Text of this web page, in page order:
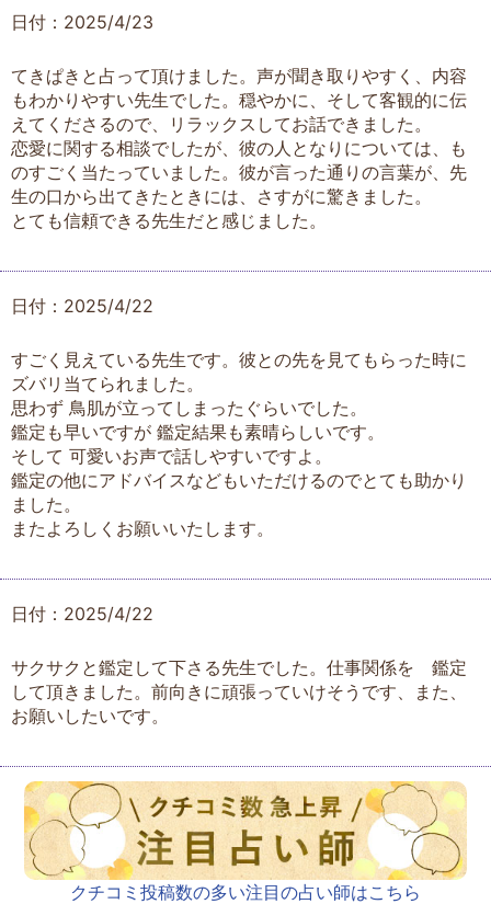
日付：2025/4/23
てきぱきと占って頂けました。声が聞き取りやすく、内容
もわかりやすい先生でした。穏やかに、そして客観的に伝
えてくださるので、リラックスしてお話できました。
恋愛に関する相談でしたが、彼の人となりについては、も
のすごく当たっていました。彼が言った通りの言葉が、先
生の口から出てきたときには、さすがに驚きました。
とても信頼できる先生だと感じました。
日付：2025/4/22
すごく見えている先生です。彼との先を見てもらった時に
ズバリ当てられました。
思わず 鳥肌が立ってしまったぐらいでした。
鑑定も早いですが 鑑定結果も素晴らしいです。
そして 可愛いお声で話しやすいですよ。
鑑定の他にアドバイスなどもいただけるのでとても助かり
ました。
またよろしくお願いいたします。
日付：2025/4/22
サクサクと鑑定して下さる先生でした。仕事関係を゙鑑定
して頂きました。前向きに頑張っていけそうです、また、
お願いしたいです。
クチコミ投稿数の多い注目の占い師はこちら